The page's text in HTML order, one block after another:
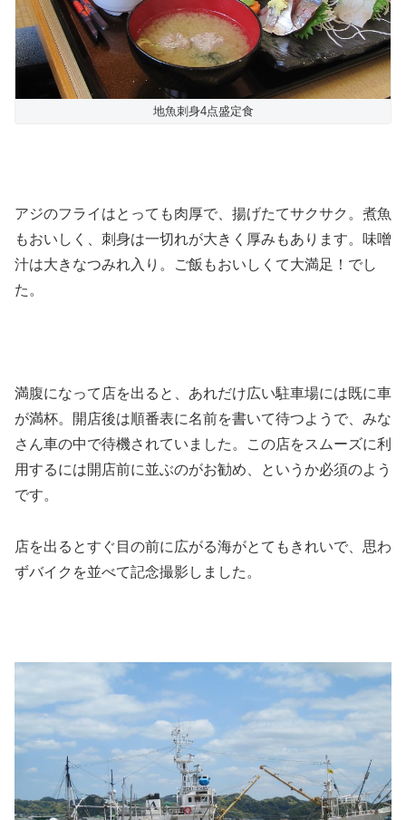
地魚刺身4点盛定食
アジのフライはとっても肉厚で、揚げたてサクサク。煮魚
もおいしく、刺身は一切れが大きく厚みもあります。味噌
汁は大きなつみれ入り。ご飯もおいしくて大満足！でし
た。
満腹になって店を出ると、あれだけ広い駐車場には既に車
が満杯。開店後は順番表に名前を書いて待つようで、みな
さん車の中で待機されていました。この店をスムーズに利
用するには開店前に並ぶのがお勧め、というか必須のよう
です。
店を出るとすぐ目の前に広がる海がとてもきれいで、思わ
ずバイクを並べて記念撮影しました。